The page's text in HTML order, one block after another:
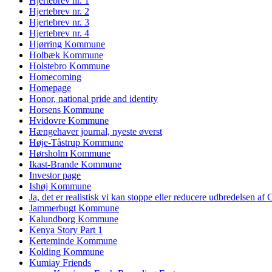
Hjertebrev nr. 2
Hjertebrev nr. 3
Hjertebrev nr. 4
Hjørring Kommune
Holbæk Kommune
Holstebro Kommune
Homecoming
Homepage
Honor, national pride and identity
Horsens Kommune
Hvidovre Kommune
Hængehaver journal, nyeste øverst
Høje-Tåstrup Kommune
Hørsholm Kommune
Ikast-Brande Kommune
Investor page
Ishøj Kommune
Ja, det er realistisk vi kan stoppe eller reducere udbredelsen af
Jammerbugt Kommune
Kalundborg Kommune
Kenya Story Part 1
Kerteminde Kommune
Kolding Kommune
Kumiay Friends